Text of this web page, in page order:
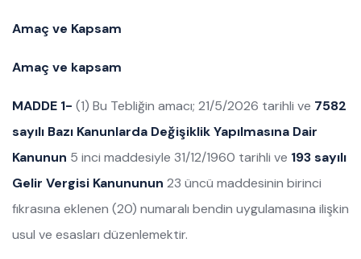
Amaç ve Kapsam
Amaç ve kapsam
MADDE 1- (1) Bu Tebliğin amacı; 21/5/2026 tarihli ve 7582
sayılı Bazı Kanunlarda Değişiklik Yapılmasına Dair
Kanunun 5 inci maddesiyle 31/12/1960 tarihli ve 193 sayılı
Gelir Vergisi Kanununun 23 üncü maddesinin birinci
fıkrasına eklenen (20) numaralı bendin uygulamasına ilişkin
usul ve esasları düzenlemektir.